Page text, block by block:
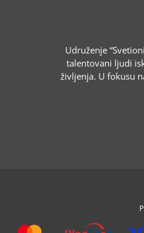
Udruženje
talentovani ljudi
življenja. U fokusu